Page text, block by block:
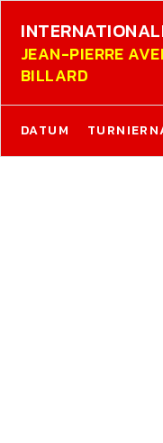
JEAN-PIERRE
BILLARD
DATUM